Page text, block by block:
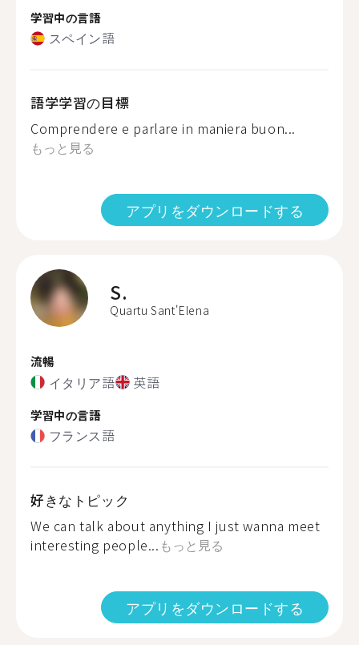
学習中の言語
スペイン語
語学学習の目標
Comprendere e parlare in maniera buon...
もっと見る
アプリをダウンロードする
S.
Quartu Sant'Elena
流暢
イタリア語 英語
学習中の言語
フランス語
好きなトピック
We can talk about anything I just wanna meet
interesting people... もっと見る
アプリをダウンロードする